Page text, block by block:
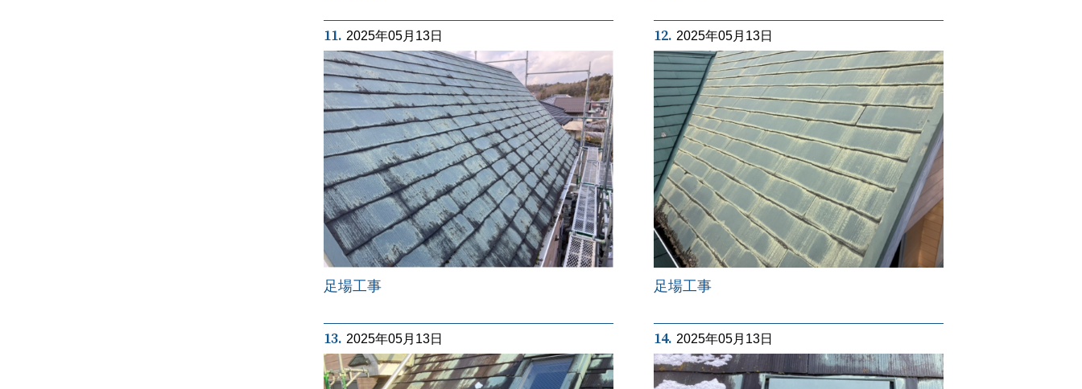
11. 2025年05月13日
足場工事
12. 2025年05月13日
足場工事
13. 2025年05月13日 14. 2025年05月13日